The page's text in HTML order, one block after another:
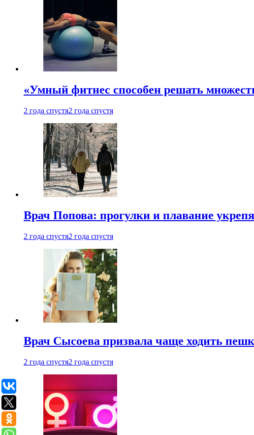
«Умный фитнес способен решать
2 года спустя2 года спустя
Врач Попова: прогулки и плавание
2 года спустя2 года спустя
Врач Сысоева призвала чаще ходить
2 года спустя2 года спустя